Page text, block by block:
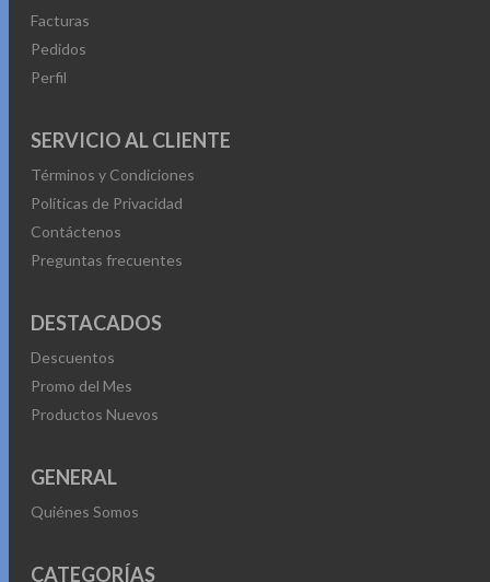
Facturas
Pedidos
Perfil
SERVICIO AL CLIENTE
Términos y Condiciones
Políticas de Privacidad
Contáctenos
Preguntas frecuentes
DESTACADOS
Descuentos
Promo del Mes
Productos Nuevos
GENERAL
Quiénes Somos
CATEGORÍAS